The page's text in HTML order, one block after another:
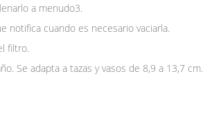
a menudo3.
notifica cuando es necesario vaciarla.
filtro.
Se adapta a tazas y vasos de 8,9 a 13,7 cm.